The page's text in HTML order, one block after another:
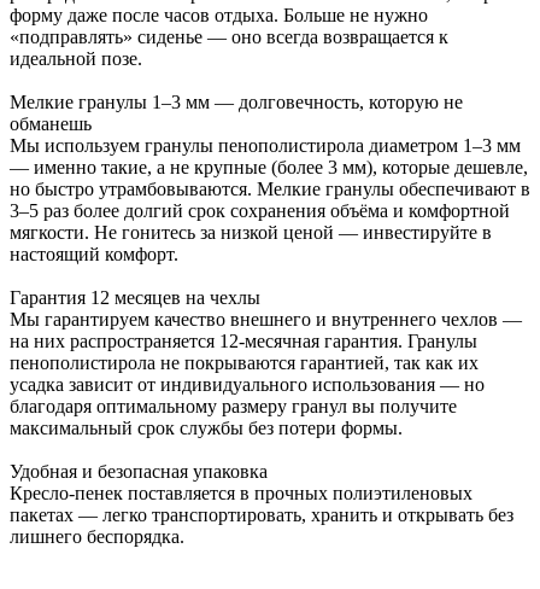
форму даже после часов отдыха. Больше не нужно
«подправлять» сиденье — оно всегда возвращается к
идеальной позе.
Мелкие гранулы 1–3 мм — долговечность, которую не
обманешь
Мы используем гранулы пенополистирола диаметром 1–3 мм
— именно такие, а не крупные (более 3 мм), которые дешевле,
но быстро утрамбовываются. Мелкие гранулы обеспечивают в
3–5 раз более долгий срок сохранения объёма и комфортной
мягкости. Не гонитесь за низкой ценой — инвестируйте в
настоящий комфорт.
Гарантия 12 месяцев на чехлы
Мы гарантируем качество внешнего и внутреннего чехлов —
на них распространяется 12-месячная гарантия. Гранулы
пенополистирола не покрываются гарантией, так как их
усадка зависит от индивидуального использования — но
благодаря оптимальному размеру гранул вы получите
максимальный срок службы без потери формы.
Удобная и безопасная упаковка
Кресло-пенек поставляется в прочных полиэтиленовых
пакетах — легко транспортировать, хранить и открывать без
лишнего беспорядка.